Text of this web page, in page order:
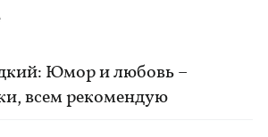
Юмор и любовь –
всем рекомендую